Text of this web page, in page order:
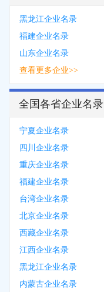
黑龙江企业名录
福建企业名录
山东企业名录
查看更多企业>>
全国各省企业名录
宁夏企业名录
四川企业名录
重庆企业名录
福建企业名录
台湾企业名录
北京企业名录
西藏企业名录
江西企业名录
黑龙江企业名录
内蒙古企业名录